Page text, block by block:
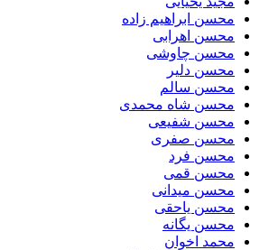
محسن ابراهیم زاده
محسن اهرابی
محسن چاوشی
محسن دلیر
محسن سالم
محسن شاه محمدی
محسن شفیعی
محسن صفری
محسن فرد
محسن قمی
محسن میدانی
محسن یاحقی
محسن یگانه
محمد اخوان